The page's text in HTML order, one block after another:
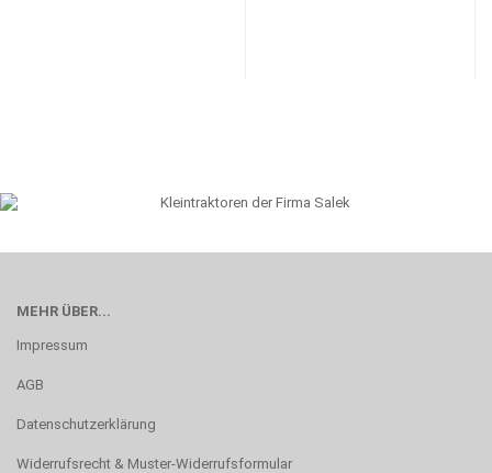
MEHR ÜBER...
Impressum
AGB
Datenschutzerklärung
Widerrufsrecht & Muster-Widerrufsformular